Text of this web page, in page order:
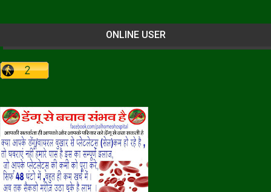
ONLINE USER